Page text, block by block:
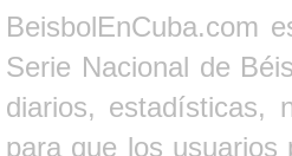
BeisbolEnCuba.com
Serie Nacional de
diarios, estadísticas,
para que los usuarios